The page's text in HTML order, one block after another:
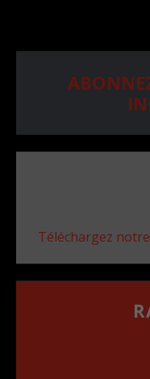
Téléchargez